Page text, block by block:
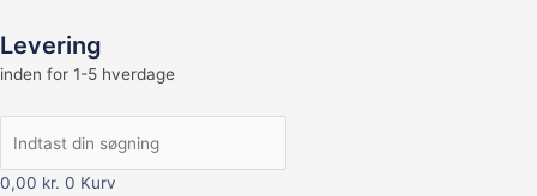
Levering
inden for 1-5 hverdage
0,00 kr. 0 Kurv